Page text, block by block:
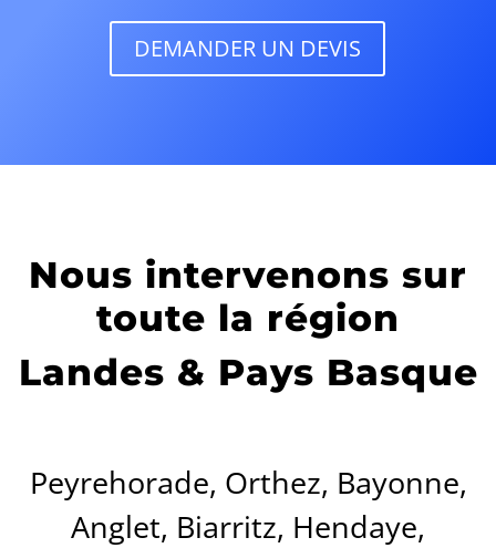
DEMANDER UN DEVIS
Nous intervenons sur
toute la région
Landes & Pays Basque
Peyrehorade, Orthez, Bayonne,
Anglet, Biarritz, Hendaye,